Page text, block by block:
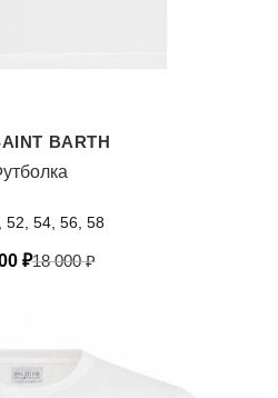
BARTH
52, 54, 56, 58
₽18 000₽